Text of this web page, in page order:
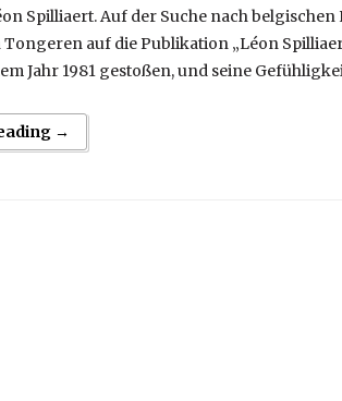
Spilliaert. Auf der Suche nach
auf die Publikation „Léon
Jahr 1981 gestoßen, und seine
→